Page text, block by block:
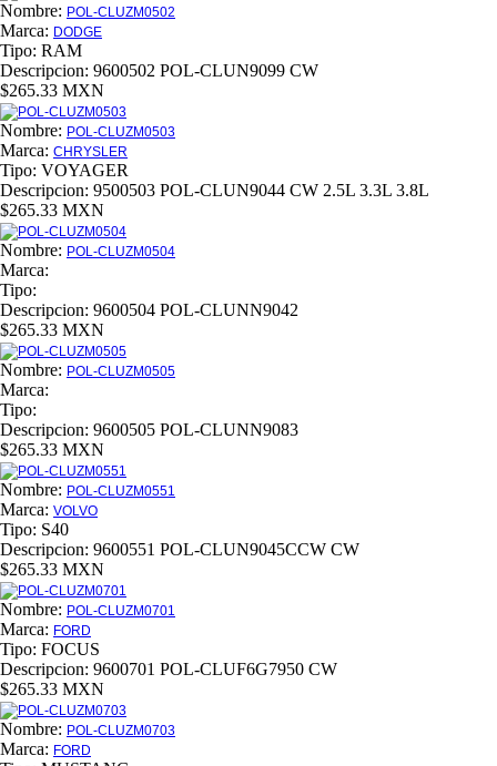
Nombre: POL-CLUZM0502
Marca: DODGE
Tipo: RAM
Descripcion: 9600502 POL-CLUN9099 CW
$265.33 MXN
Nombre: POL-CLUZM0503
Marca: CHRYSLER
Tipo: VOYAGER
Descripcion: 9500503 POL-CLUN9044 CW 2.5L 3.3L 3.8L
$265.33 MXN
Nombre: POL-CLUZM0504
Marca:
Tipo:
Descripcion: 9600504 POL-CLUNN9042
$265.33 MXN
Nombre: POL-CLUZM0505
Marca:
Tipo:
Descripcion: 9600505 POL-CLUNN9083
$265.33 MXN
Nombre: POL-CLUZM0551
Marca: VOLVO
Tipo: S40
Descripcion: 9600551 POL-CLUN9045CCW CW
$265.33 MXN
Nombre: POL-CLUZM0701
Marca: FORD
Tipo: FOCUS
Descripcion: 9600701 POL-CLUF6G7950 CW
$265.33 MXN
Nombre: POL-CLUZM0703
Marca: FORD